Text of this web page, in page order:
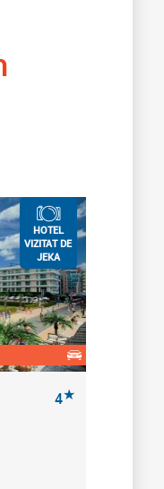
4★
HOTEL
VIZITAT DE
JEKA